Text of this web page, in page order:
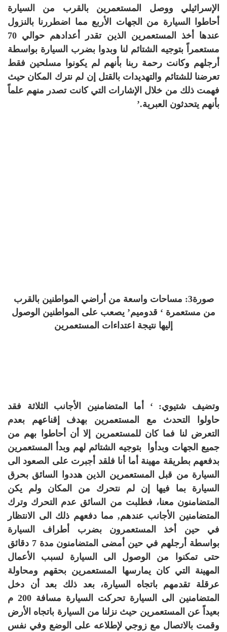
الإسرائيلي ووصل المستعمرين بالقرب من السيارة
أحاطوا السيارة من الجهات الأربع مما اضطررنا بالنزول
عندها أخذ المستعمرين الذين تقدر أعدادهم حوالي 70
مستعمراً بتوجيه الشتائم لنا وبدوا بضرب السيارة بواسطة
أرجلهم وكانت رحمة ربنا بأنهم لم يكونوا مسلحين فقط
تعرضنا للشتائم والتهديدات بالقتل إن لم نترك المكان حيث
فهمت ذلك من خلال الإشارات التي كانت تصدر منهم علماً
بأنهم يتحدثون العبرية.’
صورة3: مساحات واسعة من أراضي المواطنين بالقرب
من مستعمرة ‘ قدوميم’ يصعب على المواطنين الوصول
إليها نتيجة اعتداءات المستعمرين
وتضيف شتيوي: ‘
أما المتضامنين الأجانب الثلاثة فقد
حاولوا التحدث مع المستعمرين بهدف إقناعهم بعدم
التعرض لنا فما كان للمستعمرين إلا أن أحاطوا بهم من
جميع الجهات وبدأوا بتوجيه الشتائم لهم وبدأ المستعمرين
بدفعهم بطريقة مهينة أما أنا فلقد أجبرت على الصعود الى
السيارة من قبل المستعمرين الذين هددوا السائق بحرق
السيارة بما فيها إن لم نتحرك من المكان ولم يكن
المتضامنون معنا، فطلبت من السائق عدم التحرك وترك
المتضامنين الأجانب عندهم, مما دفعهم ذلك الى الانتظار
في حين أخذ المستعمرون بضرب أطراف السيارة
بواسطة أرجلهم في حين أمضى المتضامنون مدة 7 دقائق
حتى تمكنوا من الوصول الى السيارة لسبب الأعمال
المهينة التي كان يمارسها المستعمرين بحقهم ومحاولة
عرقلة تقدمهم باتجاه السيارة، بعد ذلك بعد أن دخل
المتضامنين الى السيارة تحركت السيارة مسافة 200 م
بعيداً عن المستعمرين حيث نزلنا من السيارة باتجاه الأرض
وقمت بالاتصال مع زوجي لإطلاعه على الوضع وفي نفس